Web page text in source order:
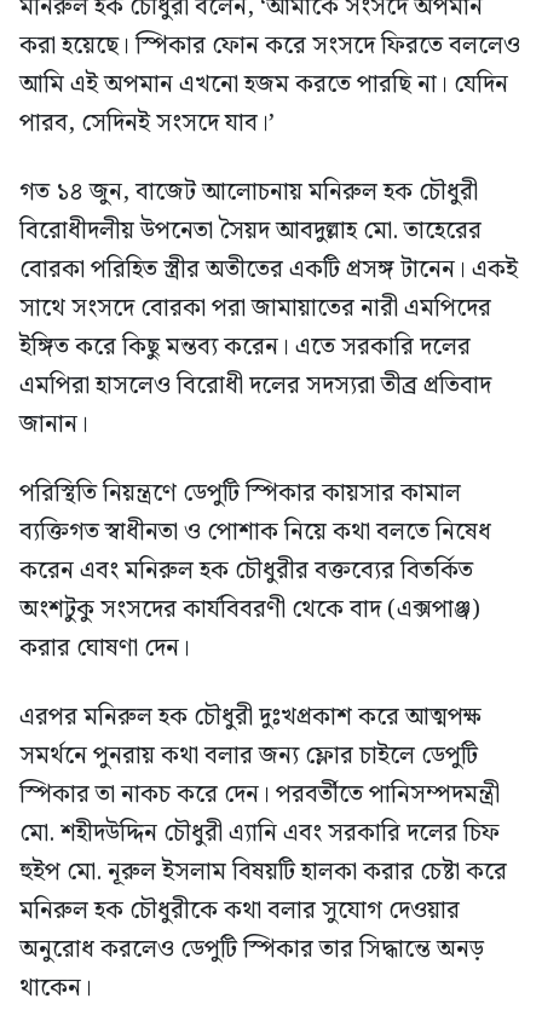
করা হয়েছে। স্পিকার ফোন করে সংসদে ফিরতে বললেও
আমি এই অপমান এখনো হজম করতে পারছি না। যেদিন
পারব, সেদিনই সংসদে যাব।’
গত ১৪ জুন, বাজেট আলোচনায় মনিরুল হক চৌধুরী
বিরোধীদলীয় উপনেতা সৈয়দ আবদুল্লাহ মো. তাহেরের
বোরকা পরিহিত স্ত্রীর অতীতের একটি প্রসঙ্গ টানেন। একই
সাথে সংসদে বোরকা পরা জামায়াতের নারী এমপিদের
ইঙ্গিত করে কিছু মন্তব্য করেন। এতে সরকারি দলের
এমপিরা হাসলেও বিরোধী দলের সদস্যরা তীব্র প্রতিবাদ
জানান।
পরিস্থিতি নিয়ন্ত্রণে ডেপুটি স্পিকার কায়সার কামাল
ব্যক্তিগত স্বাধীনতা ও পোশাক নিয়ে কথা বলতে নিষেধ
করেন এবং মনিরুল হক চৌধুরীর বক্তব্যের বিতর্কিত
অংশটুকু সংসদের কার্যবিবরণী থেকে বাদ (এক্সপাঞ্জ)
করার ঘোষণা দেন।
এরপর মনিরুল হক চৌধুরী দুঃখপ্রকাশ করে আত্মপক্ষ
সমর্থনে পুনরায় কথা বলার জন্য ফ্লোর চাইলে ডেপুটি
স্পিকার তা নাকচ করে দেন। পরবর্তীতে পানিসম্পদমন্ত্রী
মো. শহীদউদ্দিন চৌধুরী এ্যানি এবং সরকারি দলের চিফ
হুইপ মো. নূরুল ইসলাম বিষয়টি হালকা করার চেষ্টা করে
মনিরুল হক চৌধুরীকে কথা বলার সুযোগ দেওয়ার
অনুরোধ করলেও ডেপুটি স্পিকার তার সিদ্ধান্তে অনড়
থাকেন।